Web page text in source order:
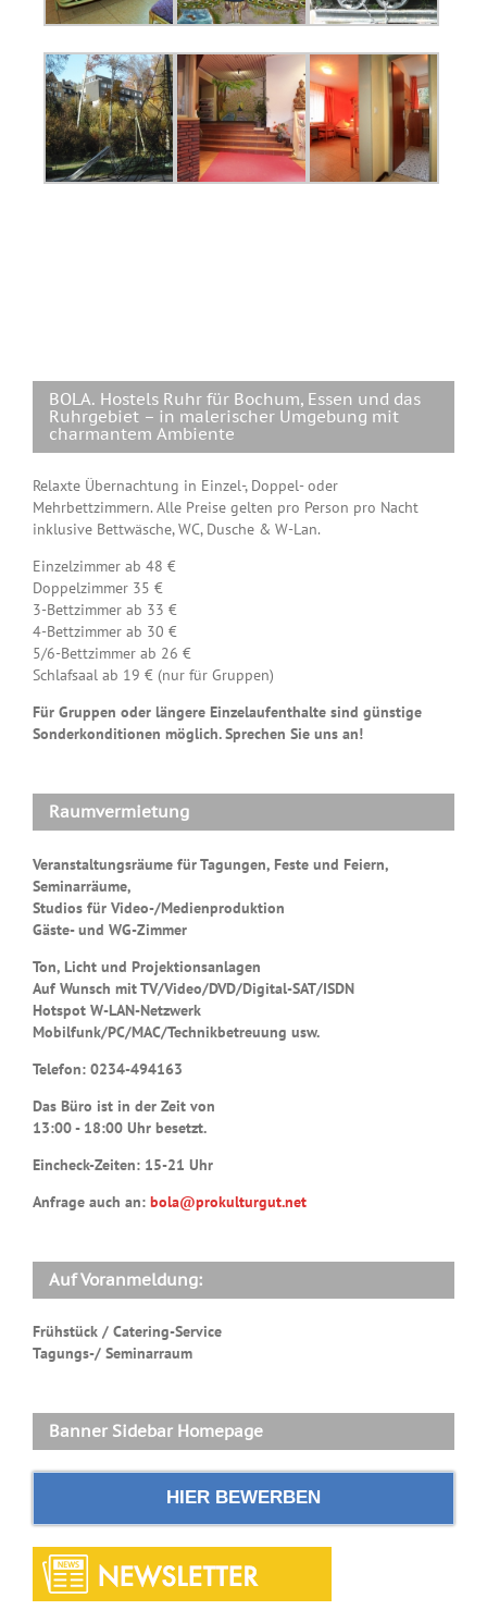
BOLA. Hostels Ruhr für Bochum, Essen und das
Ruhrgebiet – in malerischer Umgebung mit
charmantem Ambiente
Relaxte Übernachtung in Einzel-, Doppel- oder
Mehrbettzimmern. Alle Preise gelten pro Person pro Nacht
inklusive Bettwäsche, WC, Dusche & W-Lan.
Einzelzimmer ab 48 €
Doppelzimmer 35 €
3-Bettzimmer ab 33 €
4-Bettzimmer ab 30 €
5/6-Bettzimmer ab 26 €
Schlafsaal ab 19 € (nur für Gruppen)
Für Gruppen oder längere Einzelaufenthalte sind günstige
Sonderkonditionen möglich. Sprechen Sie uns an!
Raumvermietung
Veranstaltungsräume für Tagungen, Feste und Feiern,
Seminarräume,
Studios für Video-/Medienproduktion
Gäste- und WG-Zimmer
Ton, Licht und Projektionsanlagen
Auf Wunsch mit TV/Video/DVD/Digital-SAT/ISDN
Hotspot W-LAN-Netzwerk
Mobilfunk/PC/MAC/Technikbetreuung usw.
Telefon: 0234-494163
Das Büro ist in der Zeit von
13:00 - 18:00 Uhr besetzt.
Eincheck-Zeiten: 15-21 Uhr
Anfrage auch an: bola@prokulturgut.net
Auf Voranmeldung:
Frühstück / Catering-Service
Tagungs-/ Seminarraum
Banner Sidebar Homepage
HIER BEWERBEN